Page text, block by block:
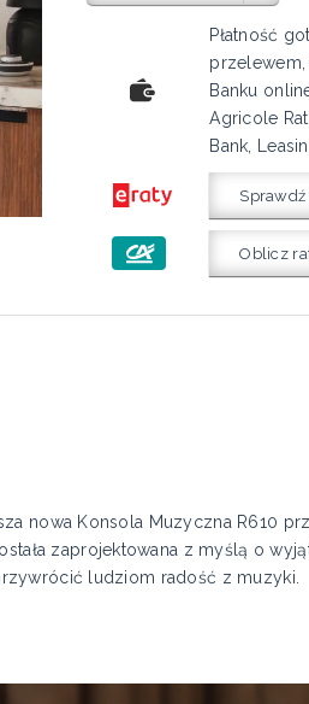
Płatność
przelewem,
Banku
Agricole
Bank,
Sprawdź
Oblicz
nowa Konsola Muzyczna R610
zaprojektowana z myślą o
ludziom radość z muzyki.